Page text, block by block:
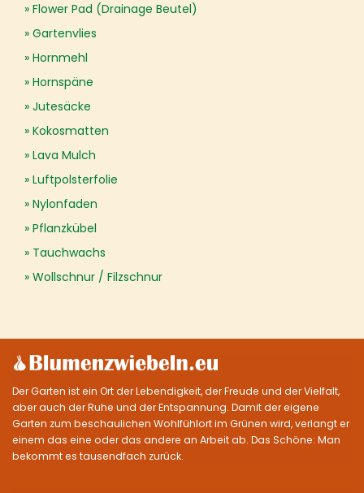
Flower Pad (Drainage Beutel)
Gartenvlies
Hornmehl
Hornspäne
Jutesäcke
Kokosmatten
Lava Mulch
Luftpolsterfolie
Nylonfaden
Pflanzkübel
Tauchwachs
Wollschnur / Filzschnur
Der Garten ist ein Ort der Lebendigkeit, der Freude und der Vielfalt,
aber auch der Ruhe und der Entspannung. Damit der eigene
Garten zum beschaulichen Wohlfühlort im Grünen wird, verlangt er
einem das eine oder das andere an Arbeit ab. Das Schöne: Man
bekommt es tausendfach zurück.